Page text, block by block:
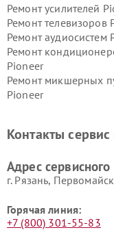
Ремонт усилителей
Ремонт телевизоров
Ремонт аудиосистем
Ремонт
Pioneer
Ремонт микшерных
Pioneer
Контакты сервис
Адрес
г. Рязань,
Горячая линия:
+7 (800) 301-55-83